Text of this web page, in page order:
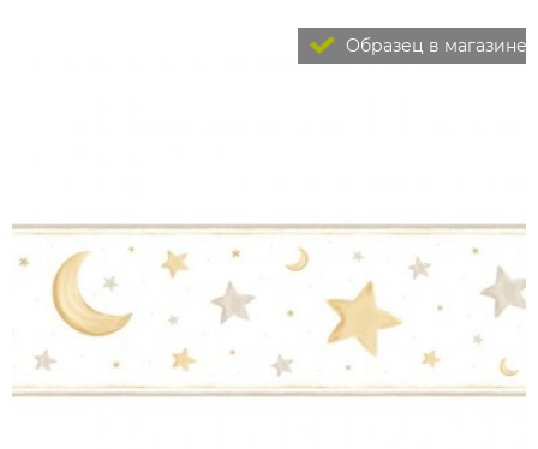
Образец в магазине